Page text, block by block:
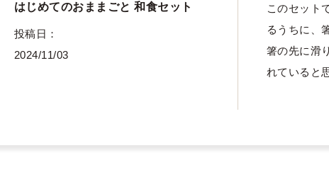
はじめてのおままごと 和食セット
投稿日
2024/11/03
このセット
るうちに、
箸の先に滑
れていると